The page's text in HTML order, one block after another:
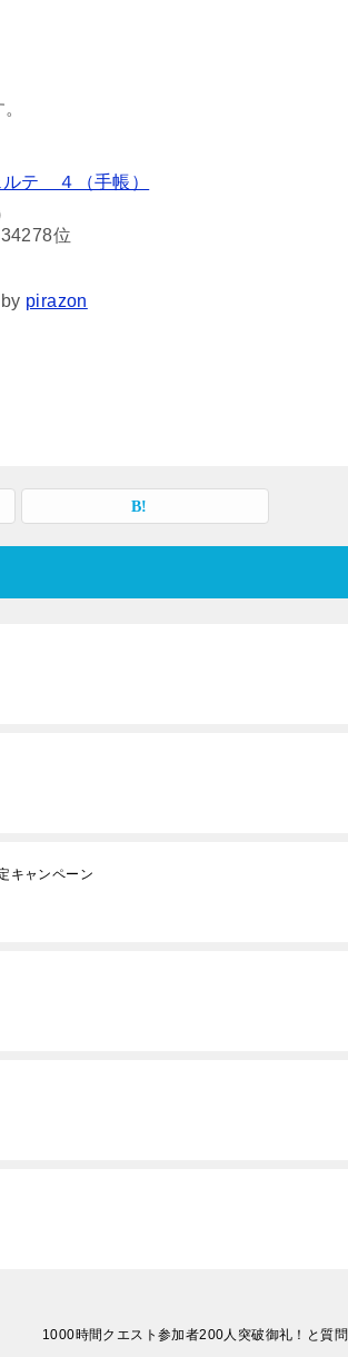
テ ４（手帳）
位
by pirazon
キャンペーン
1000時間クエスト参加者200人突破御礼！と質問